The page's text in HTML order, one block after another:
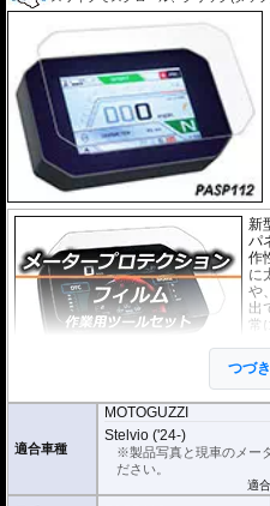
優れもの。満足のいく取付が容易にな
シリコーン系粘着材を採用し、メータ
を剥がせば、元通りの状態になります。
新
パ
作
に
や
出
常
こ
ム
保
ーパークリアとアンチグレア)が入って
利用いただけます。
透
と
つづ
適合車種
MOTOGUZZI
Stelvio ('24-)
※製品写真と現車のメー
ださい。
適